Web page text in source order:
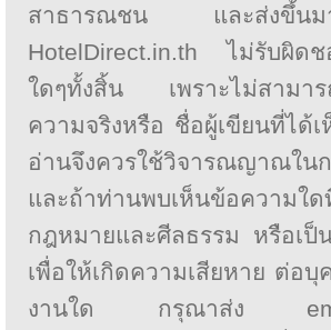
สาธารณชน และส่งขึ้นมา
HotelDirect.in.th ไม่รับผิด
ใดๆทั้งสิ้น เพราะไม่สามาร
ความจริงหรือ ชื่อผู้เขียนที่ได้
อ่านจึงควรใช้วิจารณญาณใน
และถ้าท่านพบเห็นข้อความใ
กฎหมายและศีลธรรม หรือเป็
เพื่อให้เกิดความเสียหาย ต่อ
งานใด กรุณาส่ง